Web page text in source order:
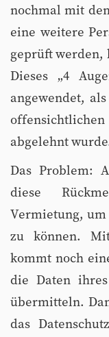
nochmal mit
eine weitere
geprüft werden,
Dieses „4
angewendet,
abgelehnt
Das Problem:
diese
Vermietung,
zu können.
kommt noch
die Daten
übermitteln.
das